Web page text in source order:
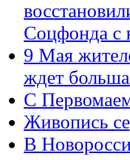
Соцфонда с
9 Мая
ждет
C
Живопись
В